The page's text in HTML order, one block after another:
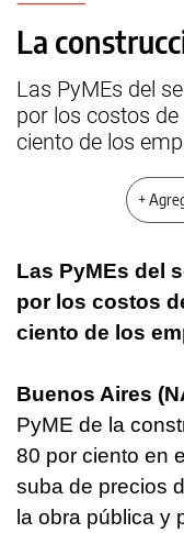
La
Las PyMEs del
por los costos
ciento de los
+
Las PyMEs del
por los costos
ciento de los
Buenos Aires
PyME de la
80 por ciento en
suba de precios
la obra pública y